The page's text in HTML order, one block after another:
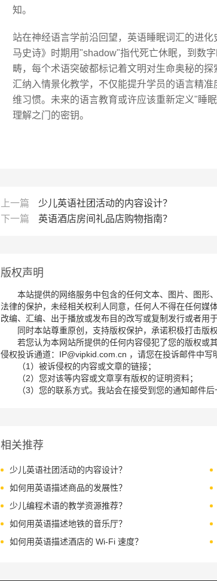
知。
站在神经语言学前沿回望，英语睡眠词汇的进
马史诗》时期用"shadow"指代死亡休眠，到数
畴，每个术语突破都标记着文明对生命奥秘的
汇纳入情景化教学，不仅能提升学员的语言精
维习惯。未来的语言教育或许应该重新定义"
理解之门的密钥。
上一篇
少儿英语社团活动的内容设计？
下一篇
英语酒店房间礼品店购物指南？
版权声明
本站提供的网络服务中包含的任何文本、图片、图形
法律的保护，未经相关权利人同意，任何人不得在任何媒
改编、汇编、出于播放或发布目的改写或复制发行或者用
同时本站尊重原创，支持版权保护，承诺积极打击版权
若您认为本网站所提供的任何内容侵犯了您的版权或
侵权投诉通道：IP@vipkid.com.cn ，请您在投诉邮件中写
（1）被诉侵权的内容或文章的链接；
（2）您对该等内容或文章享有版权的证明资料；
（3）您的联系方式。我站会在接受到您的通知邮件
相关推荐
少儿英语社团活动的内容设计？
如何用英语描述商品的发展性？
少儿编程术语的教学资源推荐？
如何用英语描述地铁的音乐厅？
如何用英语描述酒店的 Wi-Fi 速度？